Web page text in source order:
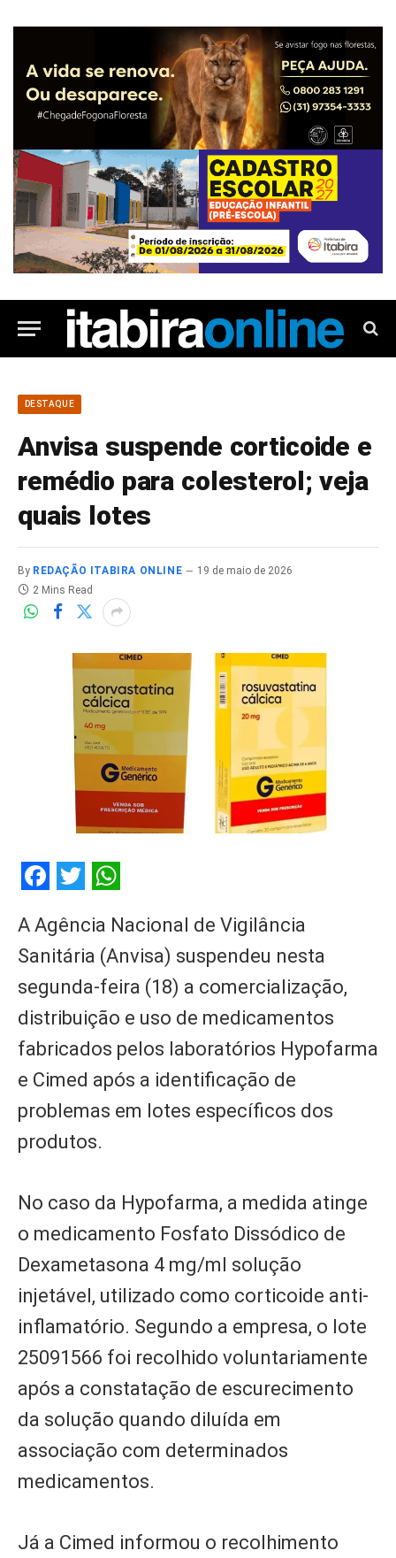
DESTAQUE
Anvisa suspende corticoide e
remédio para colesterol; veja
quais lotes
By REDAÇÃO ITABIRA ONLINE
19 de maio de 2026
2 Mins Read
A Agência Nacional de Vigilância
Sanitária (Anvisa) suspendeu nesta
segunda-feira (18) a comercialização,
distribuição e uso de medicamentos
fabricados pelos laboratórios Hypofarma
e Cimed após a identificação de
problemas em lotes específicos dos
produtos.
No caso da Hypofarma, a medida atinge
o medicamento Fosfato Dissódico de
Dexametasona 4 mg/ml solução
injetável, utilizado como corticoide anti-
inflamatório. Segundo a empresa, o lote
25091566 foi recolhido voluntariamente
após a constatação de escurecimento
da solução quando diluída em
associação com determinados
medicamentos.
Já a Cimed informou o recolhimento